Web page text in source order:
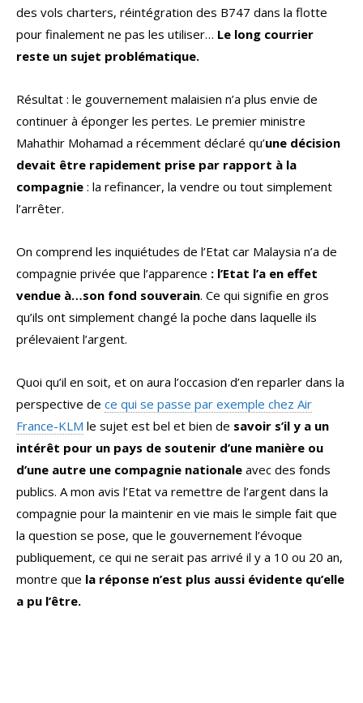
des vols charters, réintégration des B747 dans la flotte
pour finalement ne pas les utiliser… Le long courrier
reste un sujet problématique.
Résultat : le gouvernement malaisien n’a plus envie de
continuer à éponger les pertes. Le premier ministre
Mahathir Mohamad a récemment déclaré qu’une décision
devait être rapidement prise par rapport à la
compagnie : la refinancer, la vendre ou tout simplement
l’arrêter.
On comprend les inquiétudes de l’Etat car Malaysia n’a de
compagnie privée que l’apparence : l’Etat l’a en effet
vendue à…son fond souverain. Ce qui signifie en gros
qu’ils ont simplement changé la poche dans laquelle ils
prélevaient l’argent.
Quoi qu’il en soit, et on aura l’occasion d’en reparler dans la
perspective de ce qui se passe par exemple chez Air
France-KLM le sujet est bel et bien de savoir s’il y a un
intérêt pour un pays de soutenir d’une manière ou
d’une autre une compagnie nationale avec des fonds
publics. A mon avis l’Etat va remettre de l’argent dans la
compagnie pour la maintenir en vie mais le simple fait que
la question se pose, que le gouvernement l’évoque
publiquement, ce qui ne serait pas arrivé il y a 10 ou 20 an,
montre que la réponse n’est plus aussi évidente qu’elle
a pu l’être.